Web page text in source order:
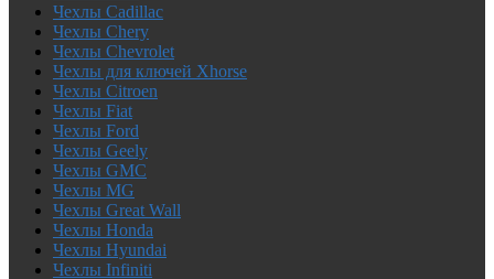
Чехлы Cadillac
Чехлы Chery
Чехлы Chevrolet
Чехлы для ключей Xhorse
Чехлы Citroen
Чехлы Fiat
Чехлы Ford
Чехлы Geely
Чехлы GMC
Чехлы MG
Чехлы Great Wall
Чехлы Honda
Чехлы Hyundai
Чехлы Infiniti